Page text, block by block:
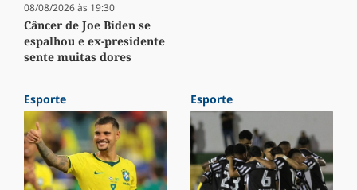
08/08/2026 às 19:30
Câncer de Joe Biden se
espalhou e ex-presidente
sente muitas dores
Esporte Esporte